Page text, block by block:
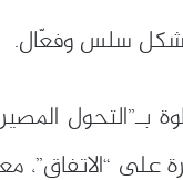
بشكل سلس وفعّال.
بـ”التحول
على “الاتفاق”،